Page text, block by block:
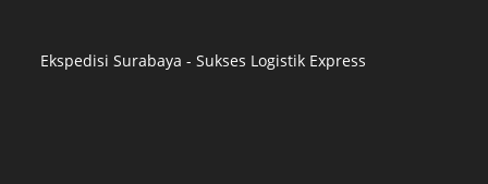
Ekspedisi Surabaya - Sukses Logistik Express